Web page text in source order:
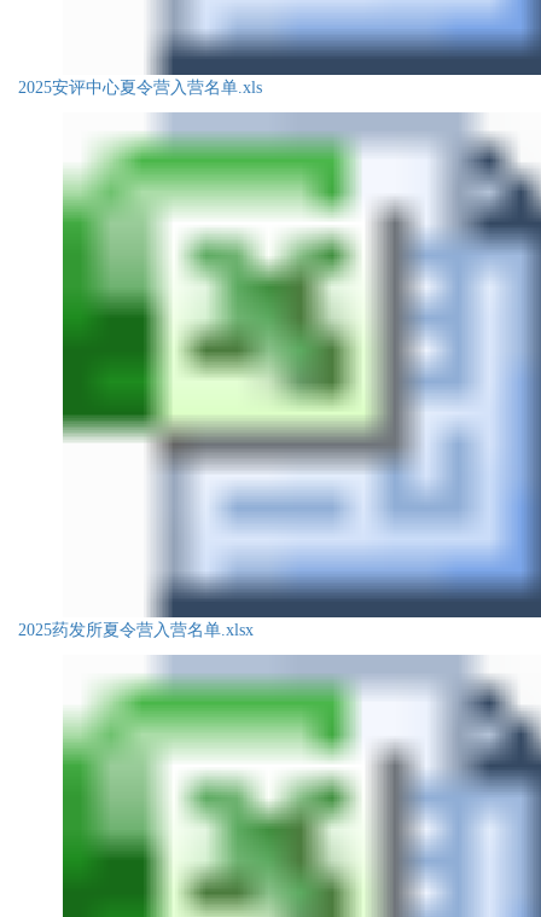
2025安评中心夏令营入营名单.xls
2025药发所夏令营入营名单.xlsx